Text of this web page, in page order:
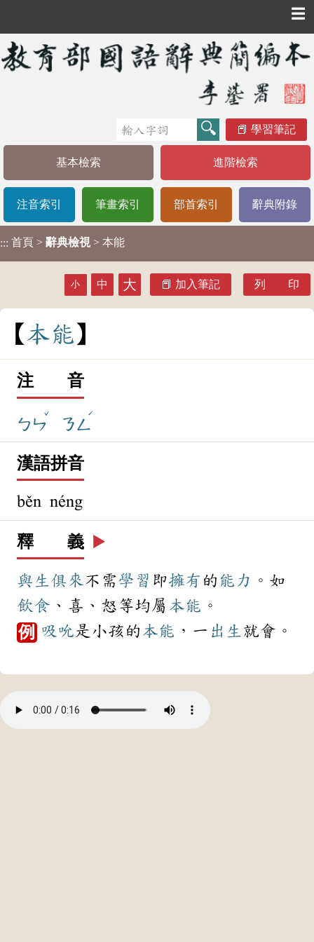
☰
學習筆記
基本檢索 進階檢索
注音索引 筆畫索引 部首索引 辭典附錄
::: 首頁 > 辭典檢視 > 本能
小 中 大 加入筆記 列 印
本能
注 音
ㄅㄣ
ˇ
ㄋㄥ
ˊ
漢語拼音
běn néng
釋 義 ▶️
與生俱來不需學習 即擁有 的 能力 。如
飲食 、喜、怒等均屬 本能 。
例 吸吮是小孩的 本能 ，一 出生 就會。